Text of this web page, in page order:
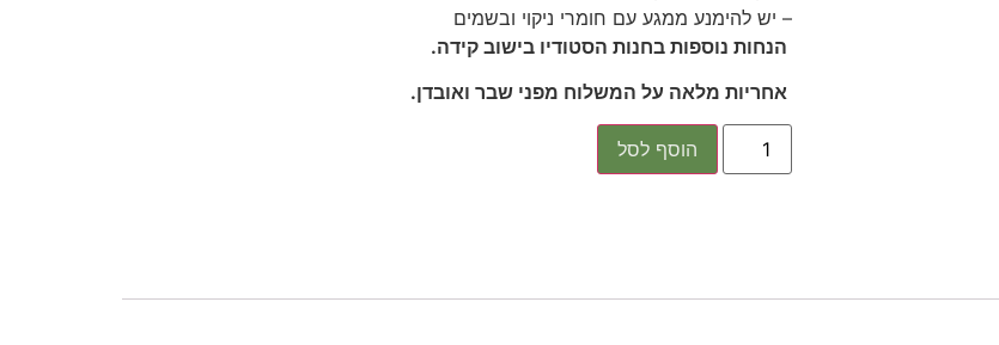
– יש להימנע ממגע עם חומרי ניקוי ובשמים
הנחות נוספות בחנות הסטודיו בישוב קידה.
אחריות מלאה על המשלוח מפני שבר ואובדן.
הוסף לסל